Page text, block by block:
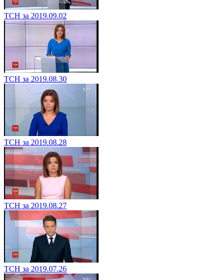
ТСН за 2019.09.02
ТСН за 2019.08.30
ТСН за 2019.08.28
ТСН за 2019.08.27
ТСН за 2019.07.26